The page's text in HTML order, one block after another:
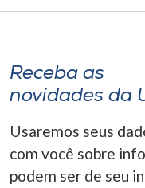
Receba as
novidades da
Usaremos seus
com você sobre
podem ser de seu